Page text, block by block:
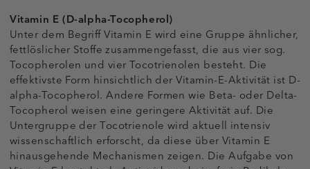
Vitamin E (D-alpha-Tocopherol)
Unter dem Begriff Vitamin E wird eine Gruppe ähnlicher,
fettlöslicher Stoffe zusammengefasst, die aus vier sog.
Tocopherolen und vier Tocotrienolen besteht. Die
effektivste Form hinsichtlich der Vitamin-E-Aktivität ist D-
alpha-Tocopherol. Andere Formen wie Beta- oder Delta-
Tocopherol weisen eine geringere Aktivität auf. Die
Untergruppe der Tocotrienole wird aktuell intensiv
wissenschaftlich erforscht, da diese über Vitamin E
hinausgehende Mechanismen zeigen. Die Aufgabe von